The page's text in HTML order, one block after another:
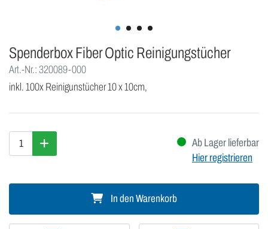
Spenderbox Fiber Optic Reinigungstücher
Art.-Nr.: 320089-000
inkl. 100x Reinigunstücher 10 x 10cm,
Ab Lager lieferbar
Hier registrieren
In den Warenkorb